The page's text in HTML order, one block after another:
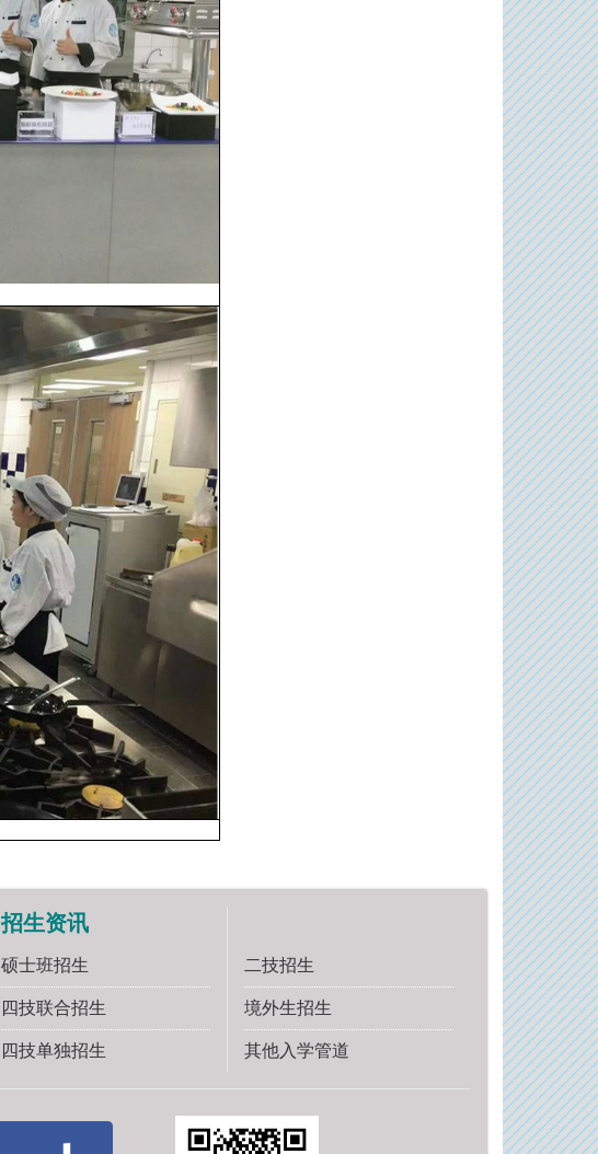
招生资讯
硕士班招生
四技联合招生
四技单独招生
二技招生
境外生招生
其他入学管道